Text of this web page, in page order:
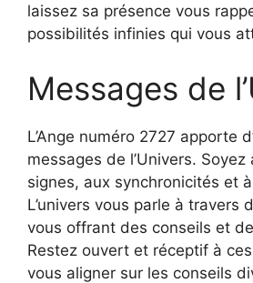
laissez sa présence vous
possibilités infinies qui vous
Messages de
L’Ange numéro 2727 apporte
messages de l’Univers.
signes, aux synchronicités et
L’univers vous parle à travers
vous offrant des conseils et
Restez ouvert et réceptif à
vous aligner sur les conseils